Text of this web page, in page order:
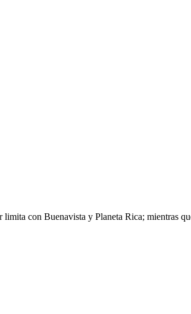
con Buenavista y Planeta Rica; mientras